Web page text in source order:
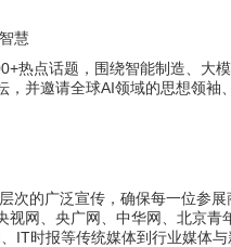
慧
热点话题，围绕智能制造、大
，并邀请全球AI领域的思想领
次的广泛宣传，确保每一位参
视网、央广网、中华网、北京
IT时报等传统媒体到行业媒体